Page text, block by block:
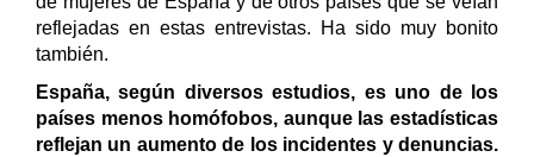
reflejadas en estas entrevistas. Ha sido muy bonito
también.
España, según diversos estudios, es uno de los
países menos homófobos, aunque las estadísticas
reflejan un aumento de los incidentes y denuncias.